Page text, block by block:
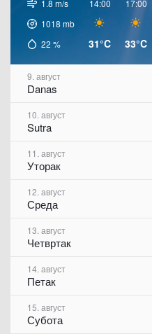
1.8 m/s
1018mb
22 %
14:00
31°C
17:00
33°C
9. август
Danas
10. август
Sutra
11. август
Уторак
12. август
Среда
13. август
Четвртак
14. август
Петак
15. август
Субота